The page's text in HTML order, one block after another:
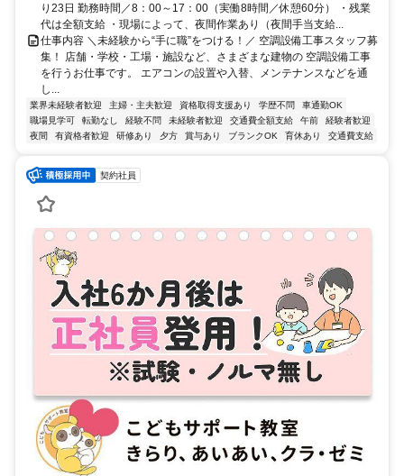
り23日 勤務時間／8：00～17：00（実働8時間／休憩60分） ・残業
代は全額支給 ・現場によって、夜間作業あり（夜間手当支給...
仕事内容 ＼未経験から“手に職”をつける！／ 空調設備工事スタッフ募
集！ 店舗・学校・工場・施設など、さまざまな建物の 空調設備工事
を行うお仕事です。 エアコンの設置や入替、メンテナンスなどを通
し...
業界未経験者歓迎 主婦・主夫歓迎 資格取得支援あり 学歴不問
車通勤OK
職場見学可
転勤なし 経験不問 未経験者歓迎 交通費全額支給 午前
経験者歓迎
夜間
有資格者歓迎 研修あり 夕方 賞与あり ブランクOK 育休あり 交通費支給
契約社員